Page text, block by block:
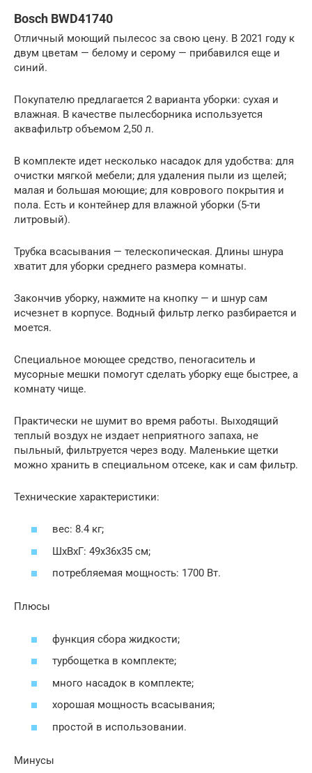
Bosch BWD41740
Отличный моющий пылесос за свою цену. В 2021 году к
двум цветам — белому и серому — прибавился еще и
синий.
Покупателю предлагается 2 варианта уборки: сухая и
влажная. В качестве пылесборника используется
аквафильтр объемом 2,50 л.
В комплекте идет несколько насадок для удобства: для
очистки мягкой мебели; для удаления пыли из щелей;
малая и большая моющие; для коврового покрытия и
пола. Есть и контейнер для влажной уборки (5-ти
литровый).
Трубка всасывания — телескопическая. Длины шнура
хватит для уборки среднего размера комнаты.
Закончив уборку, нажмите на кнопку — и шнур сам
исчезнет в корпусе. Водный фильтр легко разбирается и
моется.
Специальное моющее средство, пеногаситель и
мусорные мешки помогут сделать уборку еще быстрее, а
комнату чище.
Практически не шумит во время работы. Выходящий
теплый воздух не издает неприятного запаха, не
пыльный, фильтруется через воду. Маленькие щетки
можно хранить в специальном отсеке, как и сам фильтр.
Технические характеристики:
вес: 8.4 кг;
ШхВхГ: 49x36x35 см;
потребляемая мощность: 1700 Вт.
Плюсы
функция сбора жидкости;
турбощетка в комплекте;
много насадок в комплекте;
хорошая мощность всасывания;
простой в использовании.
Минусы